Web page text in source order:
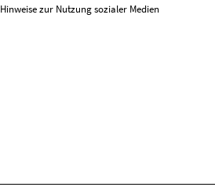
Hinweise zur Nutzung sozialer Medien